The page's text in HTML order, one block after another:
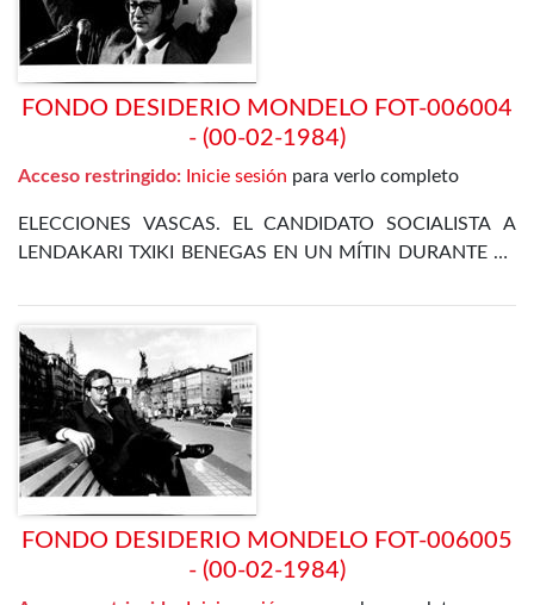
FONDO DESIDERIO MONDELO FOT-006004
- (00-02-1984)
Acceso restringido: Inicie sesión para verlo completo
ELECCIONES VASCAS. EL CANDIDATO SOCIALISTA A
LENDAKARI TXIKI BENEGAS EN UN MÍTIN DURANTE LA
FONDO DESIDERIO MONDELO FOT-006005
- (00-02-1984)